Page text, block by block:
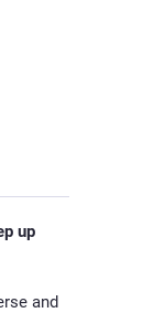
up
and